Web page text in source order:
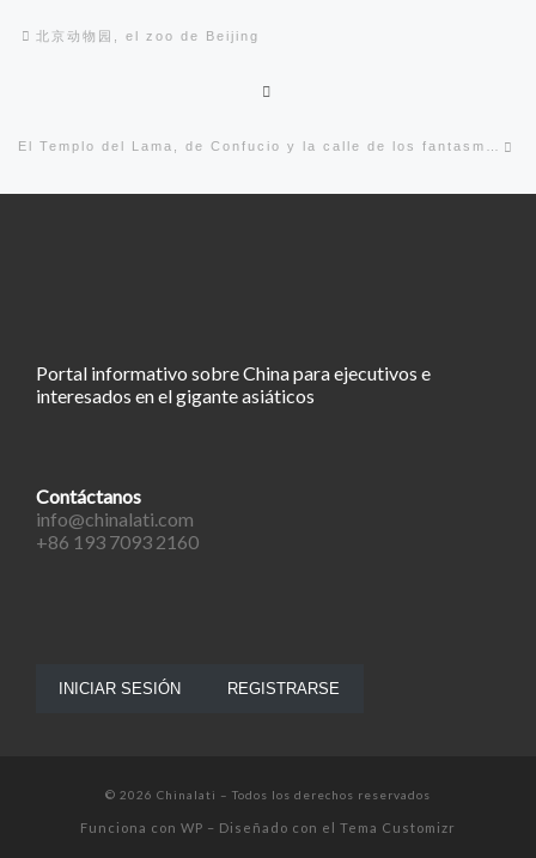
北京动物园, el zoo de Beijing
Portal informativo sobre China para ejecutivos e
interesados en el gigante asiáticos
Contáctanos
info@chinalati.com
+86 193 7093 2160
INICIAR SESIÓN REGISTRARSE
© 2026 Chinalati – Todos los derechos reservados
Funciona con WP – Diseñado con el Tema Customizr